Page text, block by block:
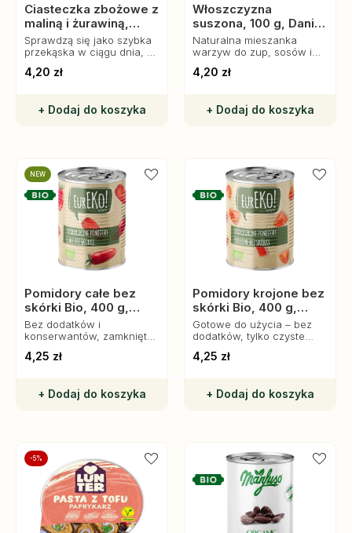
Ciasteczka zbożowe z
maliną i żurawiną,
Kupiec
Sprawdzą się jako szybka
przekąska w ciągu dnia, a
jogurtu, owsianki lub
4,20 zł
+ Dodaj do koszyka
Włoszczyzna
suszona, 100 g, Dania
Babci Zosi
Naturalna mieszanka
warzyw do zup, sosów i
wartość odżywczą potraw.
4,20 zł
+ Dodaj do koszyka
NEW
Pomidory całe bez
skórki Bio, 400 g,
Eureko
Bez dodatków i
konserwantów, zamknięte
pozwalają cieszyć się
4,25 zł
+ Dodaj do koszyka
Pomidory krojone bez
skórki Bio, 400 g,
Eureko
Gotowe do użycia – bez
dodatków, tylko czyste
4,25 zł
+ Dodaj do koszyka
-5%